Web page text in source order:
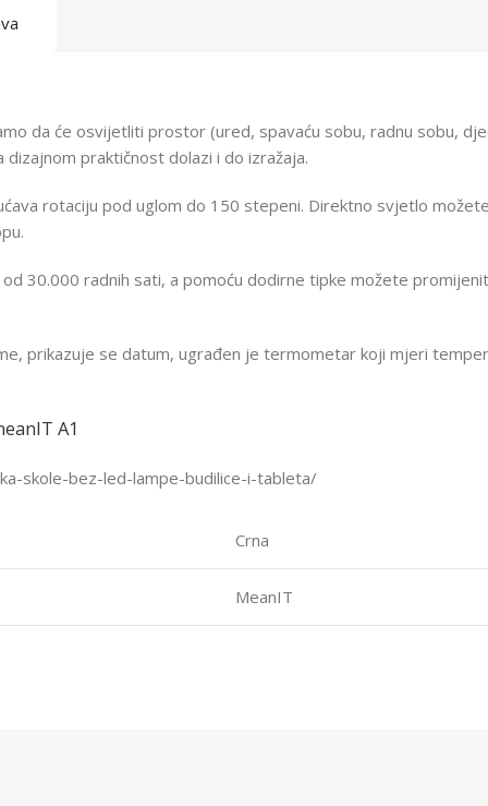
da će osvijetliti prostor (ured, spavaću sobu, radnu sobu,
praktičnost dolazi i do izražaja.
rotaciju pod uglom do 150 stepeni. Direktno svjetlo
30.000 radnih sati, a pomoću dodirne tipke možete
prikazuje se datum, ugrađen je termometar koji mjeri
A1
skole-bez-led-lampe-budilice-i-tableta/
Crna
MeanIT